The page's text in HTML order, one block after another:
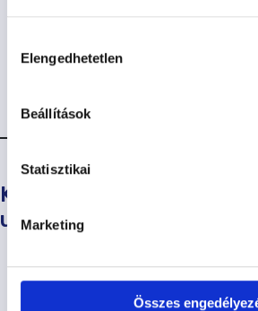
kiválasztása
Elengedhetetlen
Beállítások
Statisztikai
Marketing
Összes
nevelésével kapcsolatos tudásunk
Korom Gábor : Még
ugatok!